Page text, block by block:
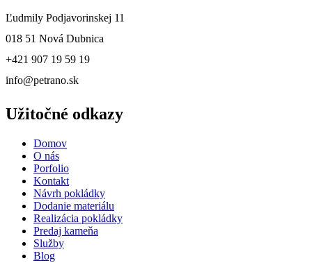
Ľudmily Podjavorinskej 11
018 51 Nová Dubnica
+421 907 19 59 19
info@petrano.sk
Užitočné odkazy
Domov
O nás
Porfolio
Kontakt
Návrh pokládky
Dodanie materiálu
Realizácia pokládky
Predaj kameňa
Služby
Blog